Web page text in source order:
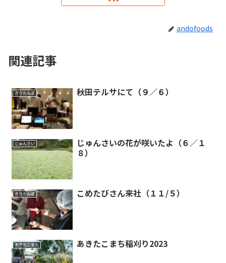
andofoods
関連記事
きりたんぽ 秋田テルサにて（９／６）
じゅんさい
じゅんさいの花が咲いたよ（６／１
８）
きりたんぽ こめたびさん来社（１１/５）
あきたこまち あきたこまち稲刈り2023